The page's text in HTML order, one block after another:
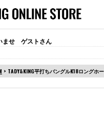
ませ ゲストさん
> TADY&KING平打ちバングルK18ロングホ